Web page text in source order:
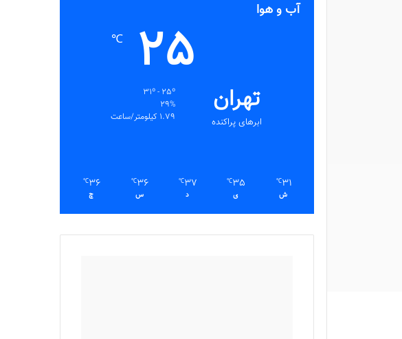
آب و هوا
تهران
ابرهای پراکنده
25
℃
29%
1.79 کیلومتر/ساعت
31
℃
ش
35
℃
ی
37
℃
د
36
℃
س
36
℃
چ